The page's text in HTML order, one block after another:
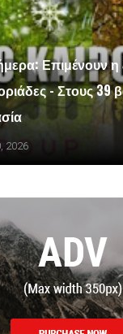
Επιμένουν η
- Στους 39
2026